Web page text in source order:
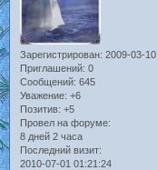
Зарегистрирован: 2009-03-10
Приглашений: 0
Сообщений: 645
Уважение: +6
Позитив: +5
Провел на форуме:
8 дней 2 часа
Последний визит:
2010-07-01 01:21:24